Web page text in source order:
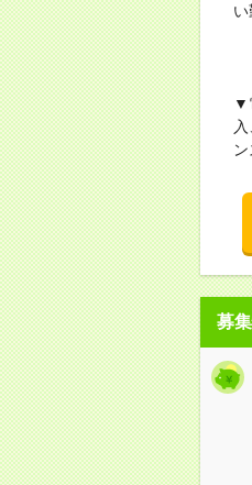
▼
募